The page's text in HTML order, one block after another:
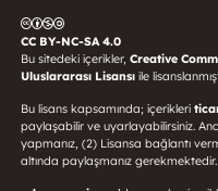
CC BY-NC-SA 4.0
Bu sitedeki içerikler, Creative
Uluslararası Lisansı ile
Bu lisans kapsamında; içerikleri
paylaşabilir ve uyarlayabilirsiniz.
yapmanız, (2) Lisansa bağlantı
altında paylaşmanız gerekmektedir.